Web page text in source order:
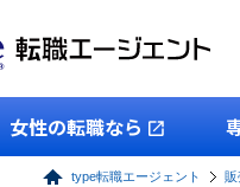
女性の転職なら
type転職エージェント 販